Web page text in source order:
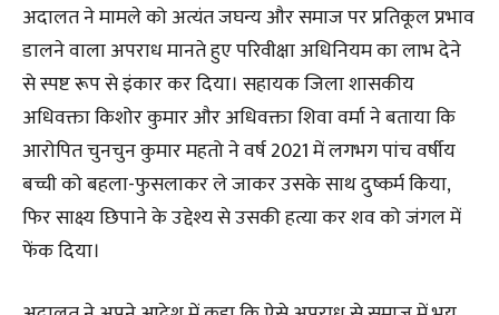
अदालत ने मामले को अत्यंत जघन्य और समाज पर प्रतिकूल प्रभाव
डालने वाला अपराध मानते हुए परिवीक्षा अधिनियम का लाभ देने
से स्पष्ट रूप से इंकार कर दिया। सहायक जिला शासकीय
अधिवक्ता किशोर कुमार और अधिवक्ता शिवा वर्मा ने बताया कि
आरोपित चुनचुन कुमार महतो ने वर्ष 2021 में लगभग पांच वर्षीय
बच्ची को बहला-फुसलाकर ले जाकर उसके साथ दुष्कर्म किया,
फिर साक्ष्य छिपाने के उद्देश्य से उसकी हत्या कर शव को जंगल में
फेंक दिया।